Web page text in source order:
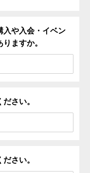
入や入会・イベン
ますか。
さい。
さい。